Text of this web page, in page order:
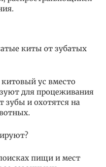
киты от зубатых
ус вместо
для процеживания
и охотятся на
пищи и мест